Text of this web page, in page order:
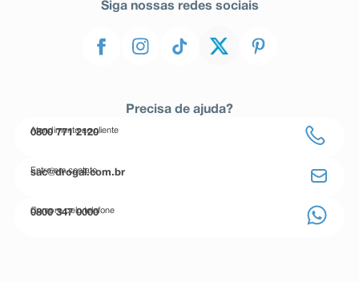
Siga nossas redes sociais
Precisa de ajuda?
Atendimento ao cliente
0800 771 2120
Entre em contato
sac@drogal.com.br
Compre pelo telefone
0800 347 0000